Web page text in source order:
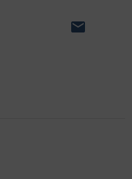
email